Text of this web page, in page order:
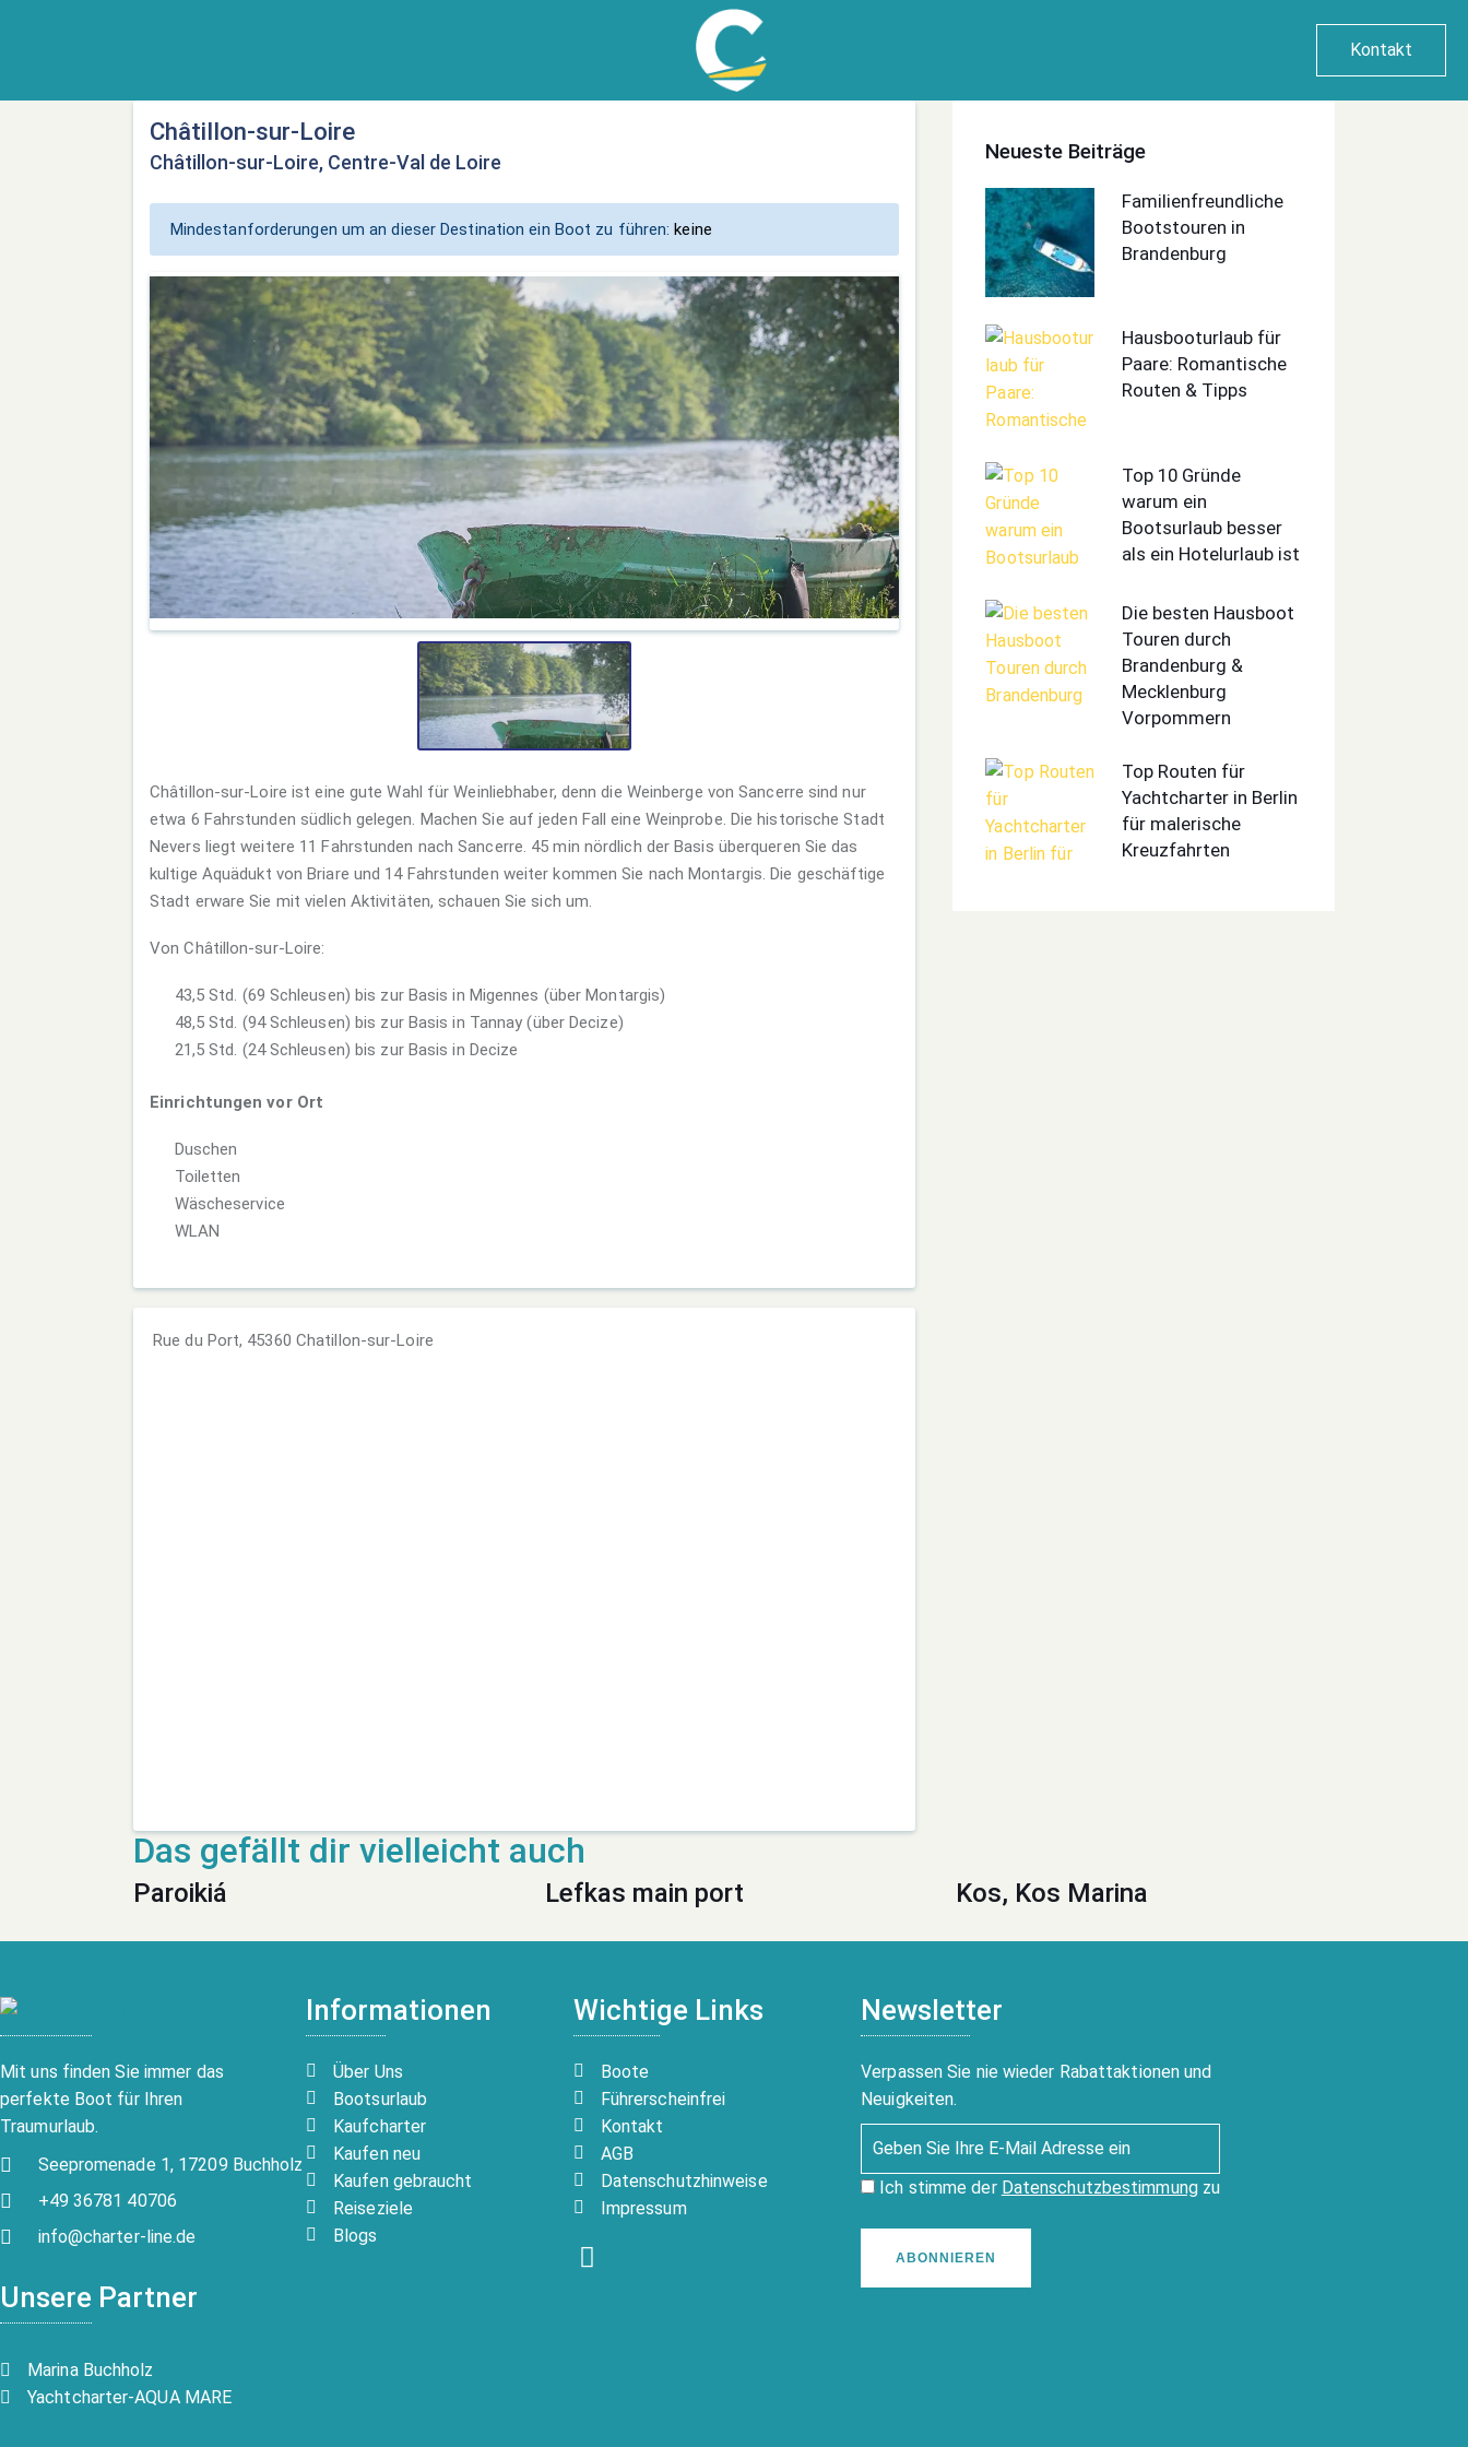
Kontakt
Châtillon-sur-Loire
Châtillon-sur-Loire, Centre-Val de Loire
Mindestanforderungen um an dieser Destination ein Boot zu führen:keine
Châtillon-sur-Loire ist eine gute Wahl für Weinliebhaber, denn die Weinberge von Sancerre sind nur
etwa 6 Fahrstunden südlich gelegen. Machen Sie auf jeden Fall eine Weinprobe. Die historische Stadt
Nevers liegt weitere 11 Fahrstunden nach Sancerre. 45 min nördlich der Basis überqueren Sie das
kultige Aquädukt von Briare und 14 Fahrstunden weiter kommen Sie nach Montargis. Die geschäftige
Stadt erware Sie mit vielen Aktivitäten, schauen Sie sich um.
Von Châtillon-sur-Loire:
43,5 Std. (69 Schleusen) bis zur Basis in Migennes (über Montargis)
48,5 Std. (94 Schleusen) bis zur Basis in Tannay (über Decize)
21,5 Std. (24 Schleusen) bis zur Basis in Decize
Einrichtungen vor Ort
Duschen
Toiletten
Wäscheservice
WLAN
Rue du Port, 45360 Chatillon-sur-Loire
Neueste Beiträge
Familienfreundliche
Bootstouren in
Brandenburg
Hausbooturlaub für
Paare: Romantische
Routen & Tipps
Top 10 Gründe
warum ein
Bootsurlaub besser
als ein Hotelurlaub ist
Die besten Hausboot
Touren durch
Brandenburg &
Mecklenburg
Vorpommern
Top Routen für
Yachtcharter in Berlin
für malerische
Kreuzfahrten
Paroikiá Lefkas main port Kos, Kos Marina
Mit uns finden Sie immer das
perfekte Boot für Ihren
Traumurlaub.
Seepromenade 1, 17209 Buchholz
+49 36781 40706
info@charter-line.de
Unsere Partner
Marina Buchholz
Yachtcharter-AQUA MARE
Informationen
Über Uns
Bootsurlaub
Kaufcharter
Kaufen neu
Kaufen gebraucht
Reiseziele
Blogs
Wichtige Links
Boote
Führerscheinfrei
Kontakt
AGB
Datenschutzhinweise
Impressum
Newsletter
Verpassen Sie nie wieder Rabattaktionen und
Neuigkeiten.
Ich stimme der Datenschutzbestimmungzu
ABONNIEREN